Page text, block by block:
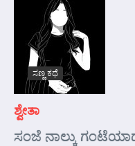
ಸಣ್ಣ ಕಥೆ
ಶ್ವೇತಾ
ಸಂಜೆ ನಾಲ್ಕು